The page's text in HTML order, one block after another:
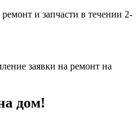
и запчасти в течении 2-
заявки на ремонт на
дом!